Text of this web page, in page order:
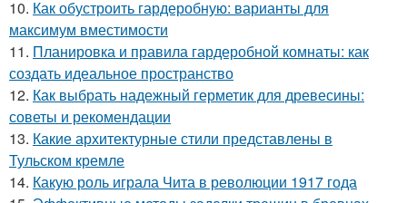
10. Как обустроить гардеробную: варианты для
максимум вместимости
11. Планировка и правила гардеробной комнаты: как
создать идеальное пространство
12. Как выбрать надежный герметик для древесины:
советы и рекомендации
13. Какие архитектурные стили представлены в
Тульском кремле
14. Какую роль играла Чита в революции 1917 года